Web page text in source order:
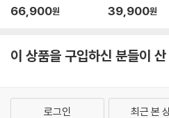
독판) : 블루레이
66,900원
터링 감독판) : 블
39,900원
이 상품을 구입하신 분들이
로그인 최근 본